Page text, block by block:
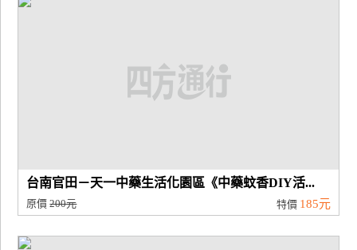
計
台南官田－天一中藥生活化園區《中藥蚊香DIY活...
原價200元 特價 185元